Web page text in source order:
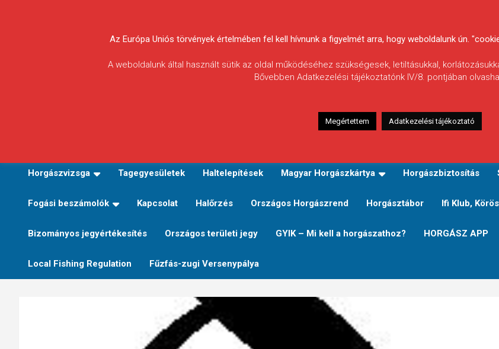
Körösvidéki Horgász
Egyesületek
Horgászvizsga Tagegyesületek Haltelepítések Magyar Horgászkártya Horgászbiztosítás
Fogási beszámolók Kapcsolat Halőrzés Országos Horgászrend Horgásztábor Ifi Klub,
Bizományos jegyértékesítés Országos területi jegy GYIK – Mi kell a horgászathoz? HORGÁSZ APP
Local Fishing Regulation Fűzfás-zugi Versenypálya
Az Európa Uniós törvények értelmében fel kell hívnunk a figyelmét arra, hogy weboldalunk ún.
A weboldalunk által használt sütik az oldal működéséhez szükségesek, letiltásukkal,
Bővebben Adatkezelési tájékoztatónk IV/8. pontjában
Megértettem Adatkezelési tájékoztató